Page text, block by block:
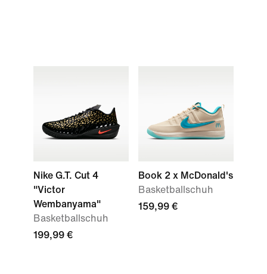
Nike G.T. Cut 4
"Victor
Wembanyama"
Basketballschuh
199,99 €
Book 2 x McDonald's
Basketballschuh
159,99 €